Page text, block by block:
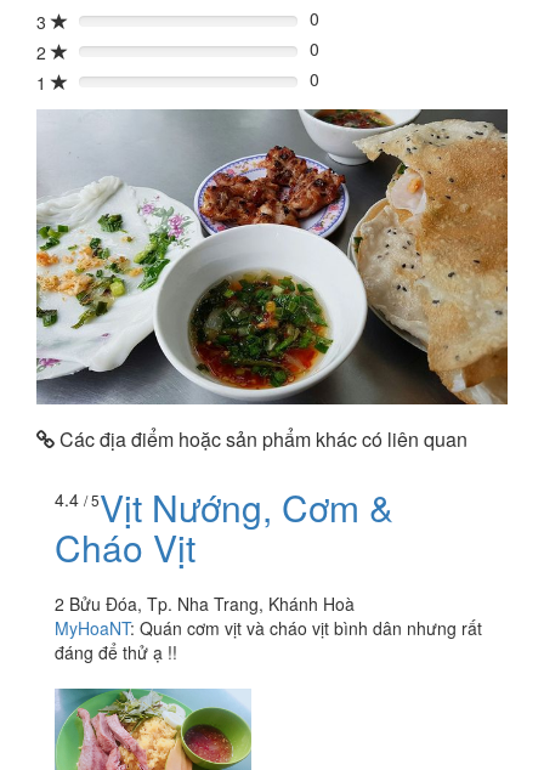
3
0%
0
2
0%
0
1
0% 0
Các địa điểm hoặc sản phẩm khác có liên quan
4.4 / 5Vịt Nướng, Cơm &
Cháo Vịt
2 Bửu Đóa, Tp. Nha Trang, Khánh Hoà
MyHoaNT: Quán cơm vịt và cháo vịt bình dân nhưng rất
đáng để thử ạ !!